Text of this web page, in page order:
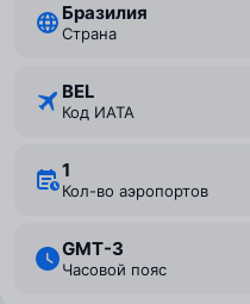
Бразилия
Страна
BEL
Код ИАТА
1
Кол-во аэропортов
GMT-3
Часовой пояс